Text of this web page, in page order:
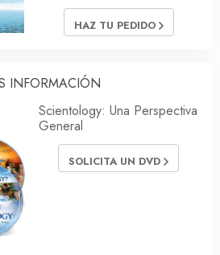
HAZ TU PEDIDO
INFORMACIÓN
Scientology: Una Perspectiva
General
SOLICITA UN DVD